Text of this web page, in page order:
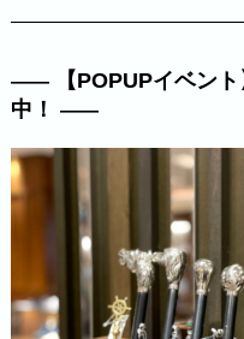
【POPUPイベン
中！